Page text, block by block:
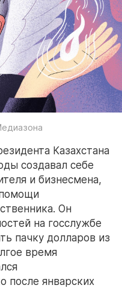
Казахстана
создавал себе
и бизнесмена,
Он
на госслужбе
пачку долларов из
время
после январских